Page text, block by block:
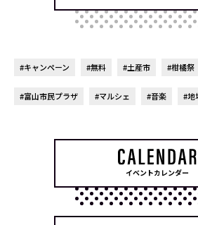
#キャンペーン #無料 #土産市 #柑橘祭
#富山市民プラザ #マルシェ #音楽 #地
イベントカレンダー